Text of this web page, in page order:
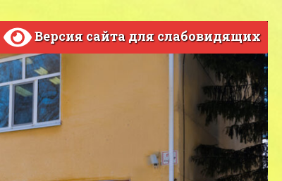
Версия сайта для слабовидящих